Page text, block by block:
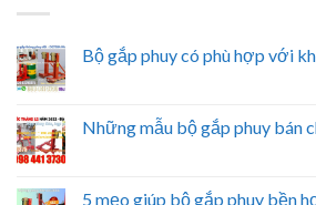
Bộ gắp phuy có phù hợp với
Những mẫu bộ gắp phuy bán
5 mẹo giúp bộ gắp phuy bền